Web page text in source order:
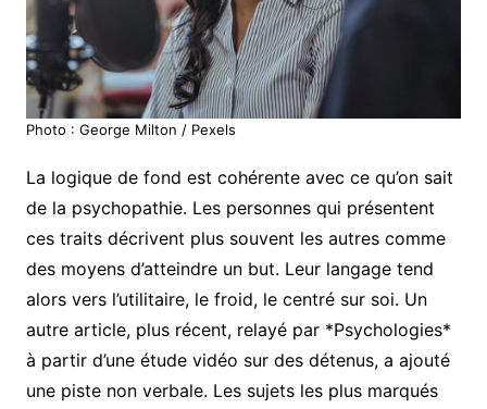
Photo : George Milton / Pexels
La logique de fond est cohérente avec ce qu’on sait
de la psychopathie. Les personnes qui présentent
ces traits décrivent plus souvent les autres comme
des moyens d’atteindre un but. Leur langage tend
alors vers l’utilitaire, le froid, le centré sur soi. Un
autre article, plus récent, relayé par *Psychologies*
à partir d’une étude vidéo sur des détenus, a ajouté
une piste non verbale. Les sujets les plus marqués